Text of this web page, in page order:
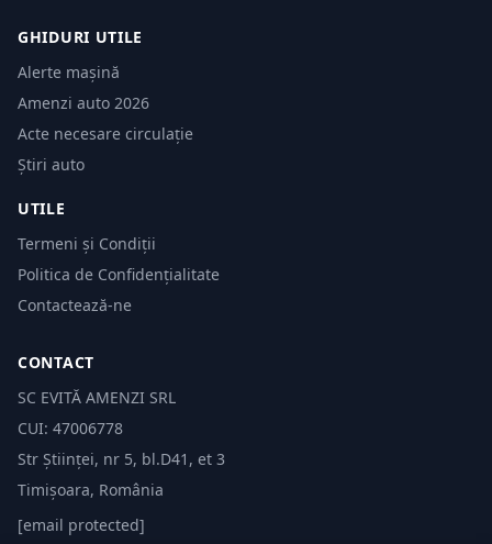
GHIDURI UTILE
Alerte mașină
Amenzi auto 2026
Acte necesare circulație
Știri auto
UTILE
Termeni și Condiții
Politica de Confidențialitate
Contactează-ne
CONTACT
SC EVITĂ AMENZI SRL
CUI: 47006778
Str Științei, nr 5, bl.D41, et 3
Timișoara, România
[email protected]